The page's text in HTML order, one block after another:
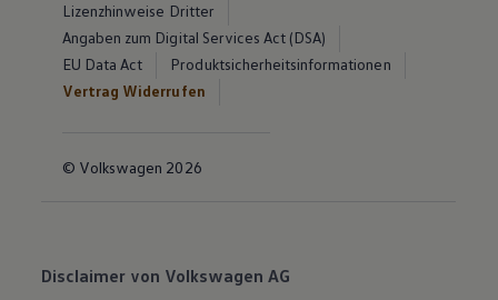
Lizenzhinweise Dritter
Angaben zum Digital Services Act (DSA)
EU Data Act
Produktsicherheitsinformationen
Vertrag Widerrufen
© Volkswagen 2026
Disclaimer von Volkswagen AG